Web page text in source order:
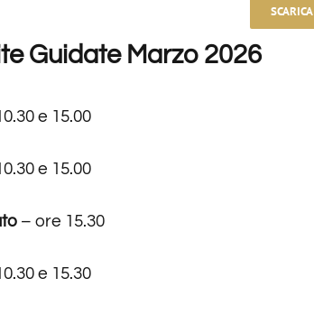
Guidate Marzo 2026
e 15.00
e 15.00
– ore 15.30
e 15.30